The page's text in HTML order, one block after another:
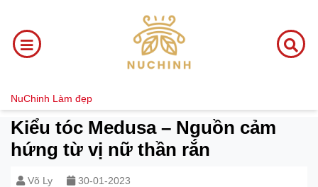
NuChinh Làm đẹp
Kiểu tóc Medusa – Nguồn cảm
hứng từ vị nữ thần rắn
Võ Ly 30-01-2023